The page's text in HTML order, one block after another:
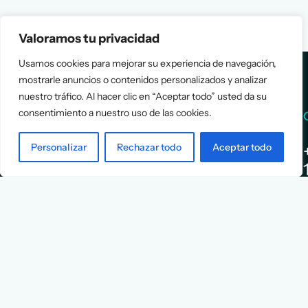
Valoramos tu privacidad
Usamos cookies para mejorar su experiencia de navegación,
mostrarle anuncios o contenidos personalizados y analizar
nuestro tráfico. Al hacer clic en “Aceptar todo” usted da su
consentimiento a nuestro uso de las cookies.
Personalizar Rechazar todo Aceptar todo
Services
Assessment
About Us